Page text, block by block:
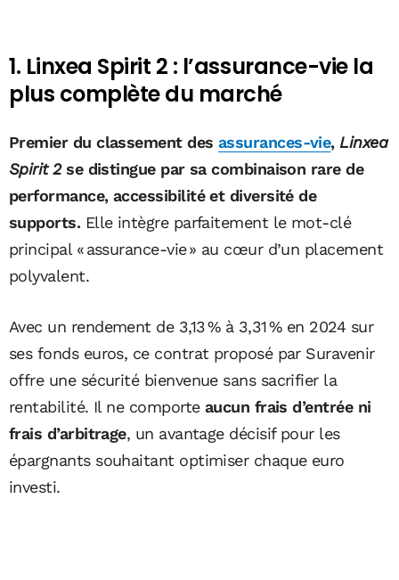
1. Linxea Spirit 2 : l’assurance-vie la
plus complète du marché
Premier du classement des assurances-vie, Linxea
Spirit 2se distingue par sa combinaison rare de
performance, accessibilité et diversité de
supports. Elle intègre parfaitement le mot-clé
principal « assurance-vie » au cœur d’un placement
polyvalent.
Avec un rendement de 3,13 % à 3,31 % en 2024 sur
ses fonds euros, ce contrat proposé par Suravenir
offre une sécurité bienvenue sans sacrifier la
rentabilité. Il ne comporte aucun frais d’entrée ni
frais d’arbitrage, un avantage décisif pour les
épargnants souhaitant optimiser chaque euro
investi.